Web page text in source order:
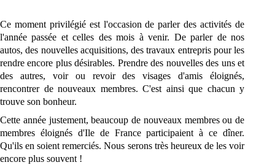
Ce moment privilégié est l'occasion de parler des activités de
l'année passée et celles des mois à venir. De parler de nos
autos, des nouvelles acquisitions, des travaux entrepris pour les
rendre encore plus désirables. Prendre des nouvelles des uns et
des autres, voir ou revoir des visages d'amis éloignés,
rencontrer de nouveaux membres. C'est ainsi que chacun y
trouve son bonheur.
Cette année justement, beaucoup de nouveaux membres ou de
membres éloignés d'Ile de France participaient à ce dîner.
Qu'ils en soient remerciés. Nous serons très heureux de les voir
encore plus souvent !